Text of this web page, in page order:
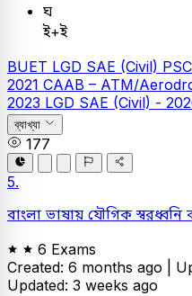
ঘ
ই+ই
BUET LGD SAE (Civil) PSC
2021 CAAB – ATM/
2023 LGD SAE (Civil) -
ব্যাখ্যা
177
5.
বাংলা ভাষায় যৌগিক স্বরধ্বনি
6 Exams
Created: 6 months ago |
Updated: 3 weeks ago